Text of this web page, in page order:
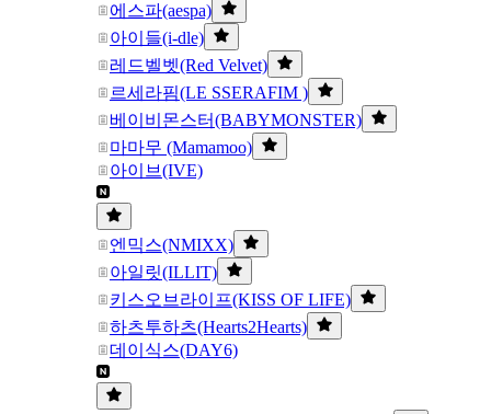
에스파(aespa)
아이들(i-dle)
레드벨벳(Red Velvet)
르세라핌(LE SSERAFIM )
베이비몬스터(BABYMONSTER)
마마무 (Mamamoo)
아이브(IVE)
엔믹스(NMIXX)
아일릿(ILLIT)
키스오브라이프(KISS OF LIFE)
하츠투하츠(Hearts2Hearts)
데이식스(DAY6)